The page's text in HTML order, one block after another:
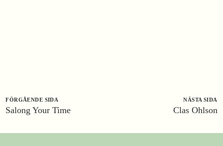
FÖRGÅENDE SIDA
Salong Your Time
NÄSTA SIDA
Clas Ohlson